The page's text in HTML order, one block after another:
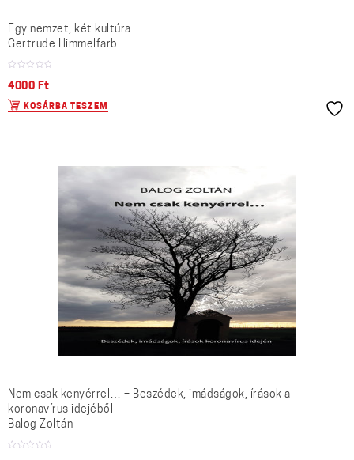
Egy nemzet, két kultúra
Gertrude Himmelfarb
4000 Ft
KOSÁRBA TESZEM
Nem csak kenyérrel… – Beszédek, imádságok, írások a
koronavírus idejéből
Balog Zoltán